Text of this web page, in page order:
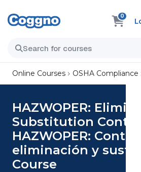
0
Online Courses OSHA Compliance
HAZWOPER:
Substitution
HAZWOPER:
eliminación y
Course